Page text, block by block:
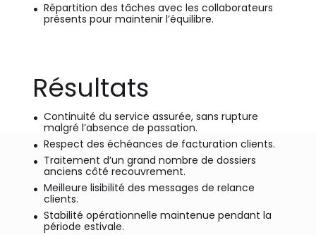
Répartition des tâches avec les collaborateurs
présents pour maintenir l’équilibre.
Résultats
Continuité du service assurée, sans rupture
malgré l’absence de passation.
Respect des échéances de facturation clients.
Traitement d’un grand nombre de dossiers
anciens côté recouvrement.
Meilleure lisibilité des messages de relance
clients.
Stabilité opérationnelle maintenue pendant la
période estivale.